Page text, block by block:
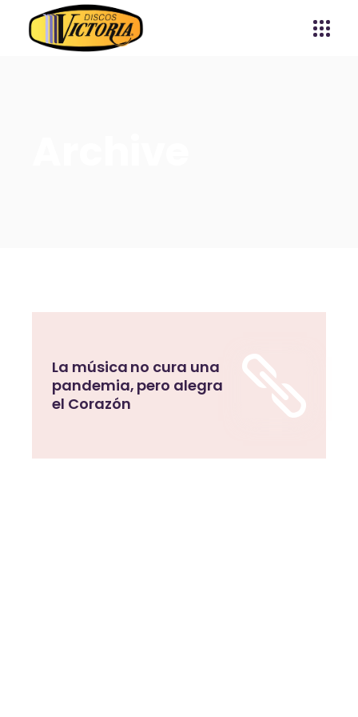
La música no cura una
pandemia, pero alegra
el Corazón